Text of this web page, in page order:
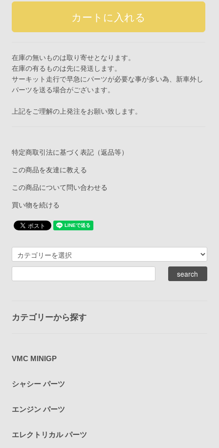
在庫の無いものは取り寄せとなります。
在庫の有るものは先に発送します。
サーキット走行で早急にパーツが必要な事が多い為、新車外し
パーツを送る場合がございます。
上記をご理解の上発注をお願い致します。
特定商取引法に基づく表記（返品等）
この商品を友達に教える
この商品について問い合わせる
買い物を続ける
カテゴリーから探す
VMC MINIGP
シャシー パーツ
エンジン パーツ
エレクトリカル パーツ